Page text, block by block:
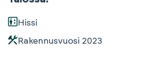
Hissi
Rakennusvuosi 2023